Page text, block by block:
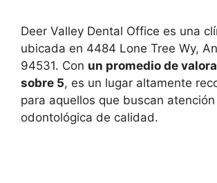
Deer Valley Dental Office es una
ubicada en 4484 Lone Tree Wy,
94531. Con un promedio de
sobre 5, es un lugar altamente
para aquellos que buscan atención
odontológica de calidad.